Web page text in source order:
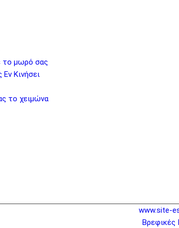
το μωρό σας
Κινήσει
το χειμώνα
www.site-
Βρεφικές